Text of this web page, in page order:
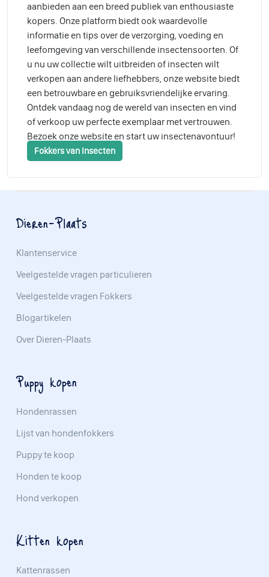
aanbieden aan een breed publiek van enthousiaste
kopers. Onze platform biedt ook waardevolle
informatie en tips over de verzorging, voeding en
leefomgeving van verschillende insectensoorten. Of
u nu uw collectie wilt uitbreiden of insecten wilt
verkopen aan andere liefhebbers, onze website biedt
een betrouwbare en gebruiksvriendelijke ervaring.
Ontdek vandaag nog de wereld van insecten en vind
of verkoop uw perfecte exemplaar met vertrouwen.
Bezoek onze website en start uw insectenavontuur!
Fokkers van Insecten
Dieren-Plaats
Klantenservice
Veelgestelde vragen particulieren
Veelgestelde vragen Fokkers
Blogartikelen
Over Dieren-Plaats
Puppy kopen
Hondenrassen
Lijst van hondenfokkers
Puppy te koop
Honden te koop
Hond verkopen
Kitten kopen
Kattenrassen